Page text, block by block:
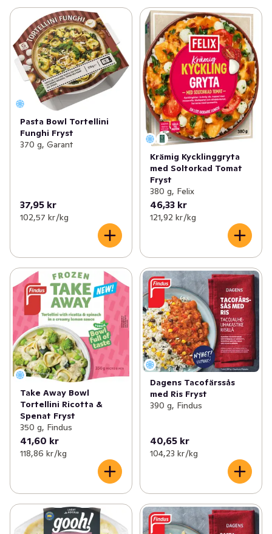
Pasta Bowl Tortellini
Funghi Fryst
370 g, Garant
37,95 kr
102,57 kr /kg
Krämig Kycklinggryta
med Soltorkad Tomat
Fryst
380 g, Felix
46,33 kr
121,92 kr /kg
Take Away Bowl
Tortellini Ricotta &
Spenat Fryst
350 g, Findus
41,60 kr
118,86 kr /kg
Dagens Tacofärssås
med Ris Fryst
390 g, Findus
40,65 kr
104,23 kr /kg